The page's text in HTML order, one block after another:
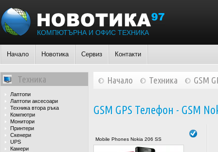
КОМПЮТЪРНА И ОФИС ТЕХНИКА
Начало Новотика Сервиз Контакти
Техника
Лаптопи
Лаптопи аксесоари
Техника втора ръка
Компютри
Монитори
Принтери
Скенери
UPS
Камери
Начало Техника GSM
GSM GPS Телефон - GSM
Mobile Phones Nokia 206 SS